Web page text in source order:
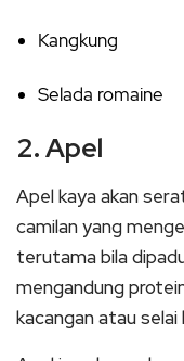
Kangkung
Selada romaine
2. Apel
Apel kaya akan
camilan yang
terutama bila
mengandung
kacangan atau selai